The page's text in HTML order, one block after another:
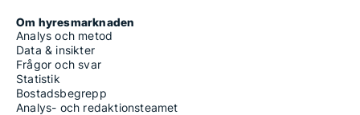
Om hyresmarknaden
Analys och metod
Data & insikter
Frågor och svar
Statistik
Bostadsbegrepp
Analys- och redaktionsteamet